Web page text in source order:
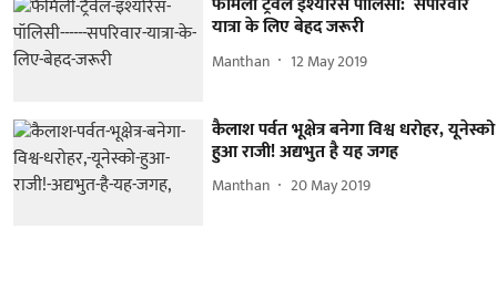
यात्रा के लिए बेहद जरूरी
Manthan 12 May 2019
कैलाश पर्वत भूक्षेत्र बनेगा विश्व धरोहर, यूनेस्को
हुआ राजी! अद्यभुत है यह जगह
Manthan 20 May 2019